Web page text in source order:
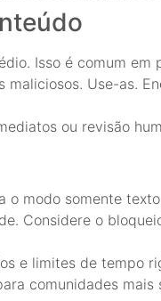
Isso é comum em
Use-as.
ou revisão
modo somente
Considere o
e limites de tempo
comunidades mais